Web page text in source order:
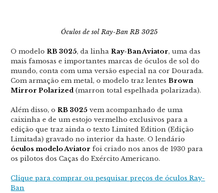
Óculos de sol Ray-Ban RB 3025
O modeloRB 3025, da linhaRay-Ban Aviator, uma das
mais famosas e importantes marcas de óculos de sol do
mundo, conta com uma versão especial na cor Dourada.
Com armação em metal, o modelo traz lentesBrown
Mirror Polarized (marron total espelhada polarizada).
Além disso, oRB 3025 vem acompanhado de uma
caixinha e de um estojo vermelho exclusivos para a
edição que traz ainda o texto Limited Edition (Edição
Limitada) gravado no interior da haste. O lendário
óculos modelo Aviator foi criado nos anos de 1930 para
os pilotos dos Caças do Exército Americano.
Clique para comprar ou pesquisar preços de óculos Ray-
Ban